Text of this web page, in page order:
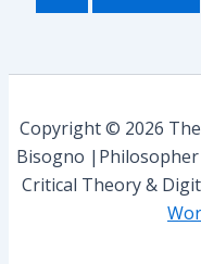
:
Copyright © 2026
Bisogno
Critical Theory &